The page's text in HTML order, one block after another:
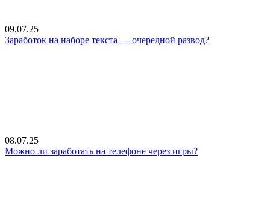
09.07.25
Заработок на наборе текста — очередной развод?
08.07.25
Можно ли заработать на телефоне через игры?